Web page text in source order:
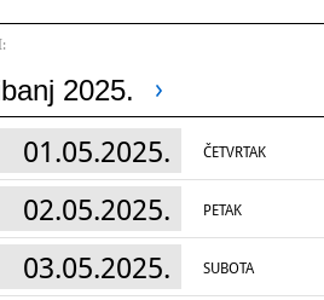
2025.
01.05.2025. ČETVRTAK
02.05.2025. PETAK
03.05.2025. SUBOTA